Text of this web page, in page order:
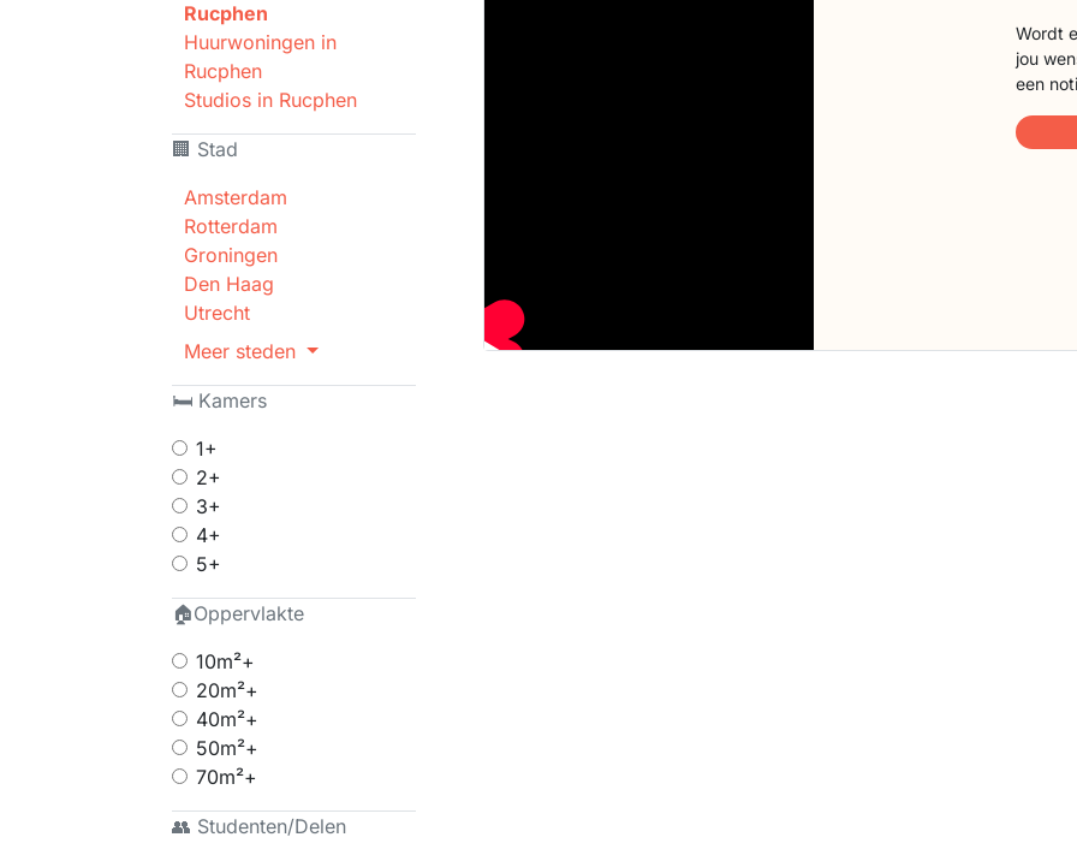
Rucphen
Huurwoningen in
Rucphen
Studios in Rucphen
🏢 Stad
Amsterdam
Rotterdam
Groningen
Den Haag
Utrecht
Meer steden
🛏 Kamers
1+
2+
3+
4+
5+
🏠Oppervlakte
10m²+
20m²+
40m²+
50m²+
70m²+
👥 Studenten/Delen
Wordt
jou
een